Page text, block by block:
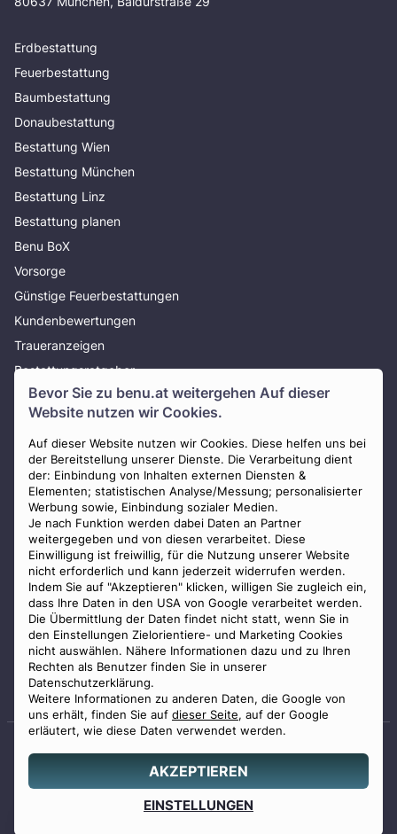
Bevor Sie zu benu.at weitergehen Auf dieser
Website nutzen wir Cookies.
Auf dieser Website nutzen wir Cookies. Diese helfen uns bei
der Bereitstellung unserer Dienste. Die Verarbeitung dient
der: Einbindung von Inhalten externen Diensten &
Elementen; statistischen Analyse/Messung; personalisierter
Werbung sowie, Einbindung sozialer Medien.
Je nach Funktion werden dabei Daten an Partner
weitergegeben und von diesen verarbeitet. Diese
Einwilligung ist freiwillig, für die Nutzung unserer Website
nicht erforderlich und kann jederzeit widerrufen werden.
Indem Sie auf "Akzeptieren" klicken, willigen Sie zugleich ein,
dass Ihre Daten in den USA von Google verarbeitet werden.
Die Übermittlung der Daten findet nicht statt, wenn Sie in
den Einstellungen Zielorientiere- und Marketing Cookies
nicht auswählen. Nähere Informationen dazu und zu Ihren
Rechten als Benutzer finden Sie in unserer
Datenschutzerklärung.
Weitere Informationen zu anderen Daten, die Google von
uns erhält, finden Sie auf dieser Seite, auf der Google
erläutert, wie diese Daten verwendet werden.
AKZEPTIEREN
EINSTELLUNGEN
0800 88 44 04
erstellen
Erdbestattung
Feuerbestattung
Baumbestattung
Donaubestattung
Bestattung Wien
Bestattung München
Bestattung Linz
Bestattung planen
Benu BoX
Vorsorge
Günstige Feuerbestattungen
Kundenbewertungen
Traueranzeigen
Bestattungsratgeber
Über uns
Presse
AGB
Impressum
Datenschutz
Widerrufsbelehrung
Zahlungsmöglichkeiten
Staatlich geprüfter
© 2026 Benu GmbH. Alle Rechte vorbehalten.